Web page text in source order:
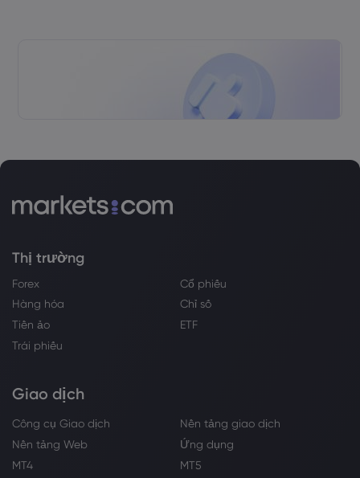
Thị trường
Forex
Cổ phiếu
Hàng hóa
Chỉ số
Tiền ảo
ETF
Trái phiếu
Giao dịch
Công cụ Giao dịch
Nền tảng giao dịch
Nền tảng Web
Ứng dụng
MT4
MT5